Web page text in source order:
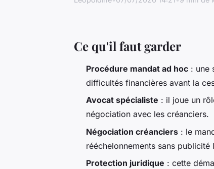
Ce qu'il faut garder
Procédure mandat ad hoc : une
difficultés financières avant la
Avocat spécialiste : il joue un
négociation avec les créanciers.
Négociation créanciers : le
rééchelonnements sans publicité
Protection juridique : cette